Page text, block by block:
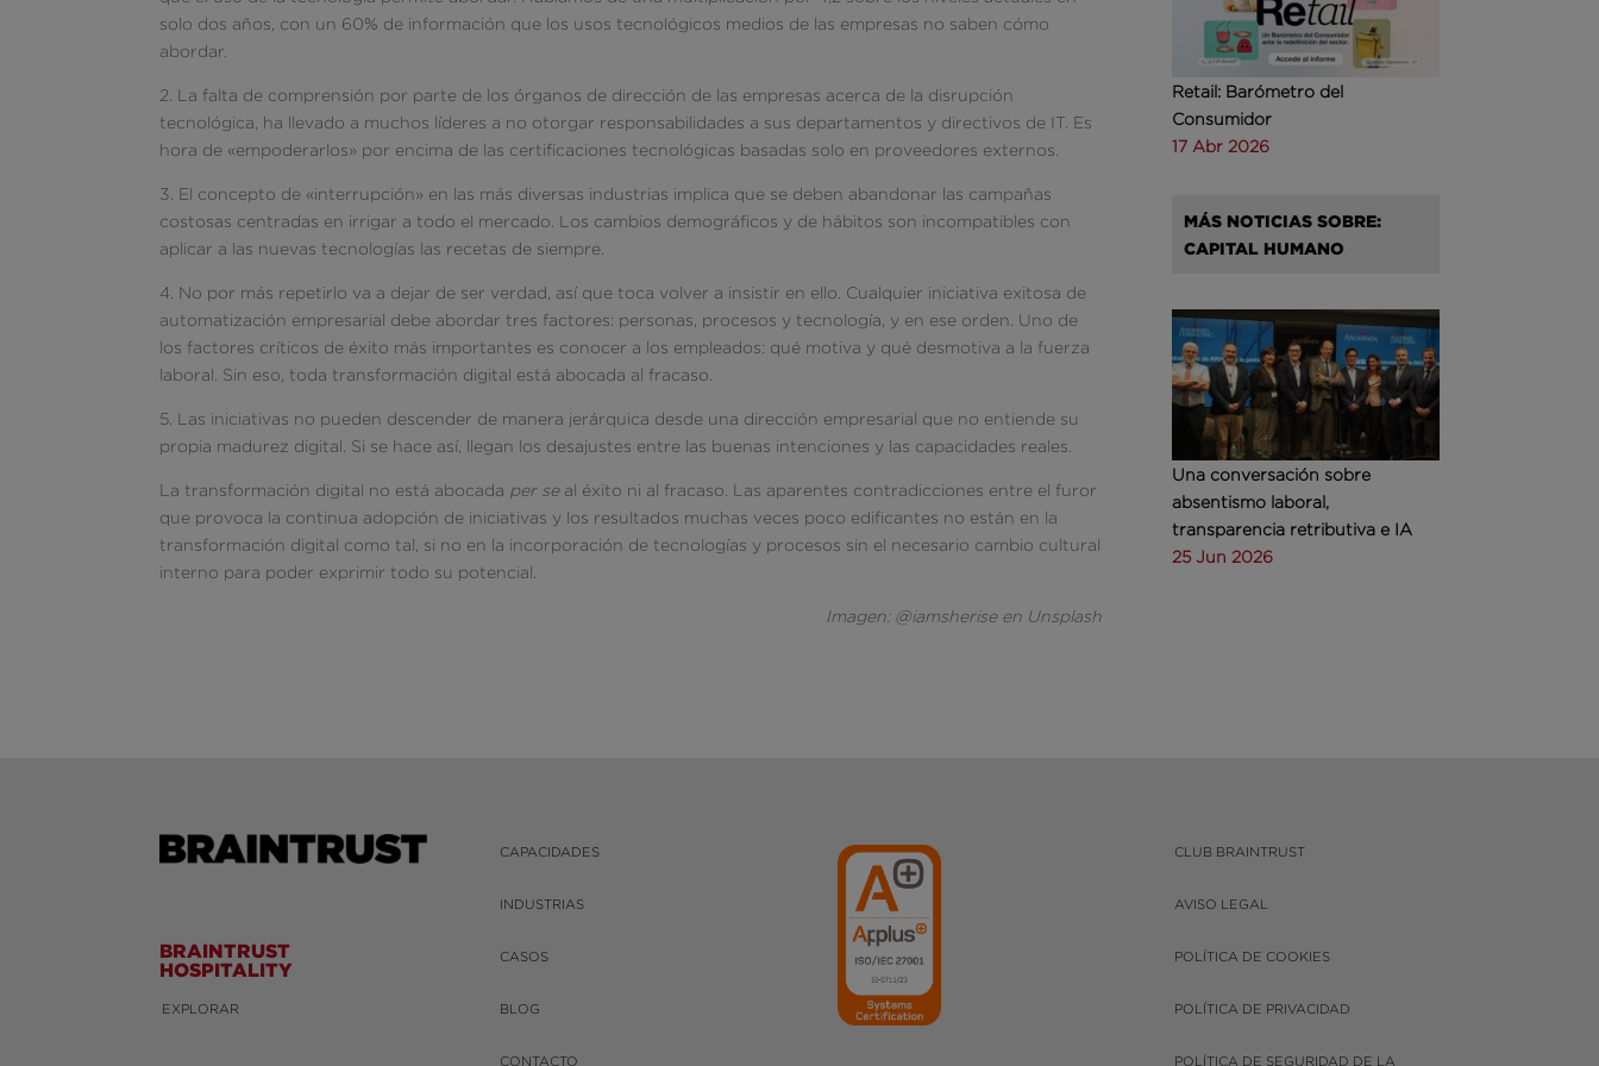
solo dos años, con un 60% de información que los usos tecnológicos medios de las empresas no saben cómo
abordar.
2. La falta de comprensión por parte de los órganos de dirección de las empresas acerca de la disrupción
tecnológica, ha llevado a muchos líderes a no otorgar responsabilidades a sus departamentos y directivos de IT. Es
hora de «empoderarlos» por encima de las certificaciones tecnológicas basadas solo en proveedores externos.
3. El concepto de «interrupción» en las más diversas industrias implica que se deben abandonar las campañas
costosas centradas en irrigar a todo el mercado. Los cambios demográficos y de hábitos son incompatibles con
aplicar a las nuevas tecnologías las recetas de siempre.
4. No por más repetirlo va a dejar de ser verdad, así que toca volver a insistir en ello. Cualquier iniciativa exitosa de
automatización empresarial debe abordar tres factores: personas, procesos y tecnología, y en ese orden. Uno de
los factores críticos de éxito más importantes es conocer a los empleados: qué motiva y qué desmotiva a la fuerza
laboral. Sin eso, toda transformación digital está abocada al fracaso.
5. Las iniciativas no pueden descender de manera jerárquica desde una dirección empresarial que no entiende su
propia madurez digital. Si se hace así, llegan los desajustes entre las buenas intenciones y las capacidades reales.
La transformación digital no está abocada per seal éxito ni al fracaso. Las aparentes contradicciones entre el furor
que provoca la continua adopción de iniciativas y los resultados muchas veces poco edificantes no están en la
transformación digital como tal, si no en la incorporación de tecnologías y procesos sin el necesario cambio cultural
interno para poder exprimir todo su potencial.
Imagen: @iamsherise en Unsplash
Retail: Barómetro del
Consumidor
17 Abr 2026
MÁS NOTICIAS SOBRE:
CAPITAL HUMANO
Una conversación sobre
absentismo laboral,
transparencia retributiva e IA
25 Jun 2026
BRAINTRUST
HOSPITALITY
EXPLORAR
CAPACIDADES
INDUSTRIAS
CASOS
BLOG
CONTACTO
CLUB BRAINTRUST
AVISO LEGAL
POLÍTICA DE COOKIES
POLÍTICA DE PRIVACIDAD
POLÍTICA DE SEGURIDAD DE LA